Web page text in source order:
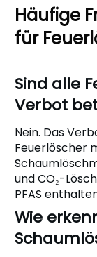
Häufige
für
Sind alle
Verbot
Nein. Das
Feuerlöscher
und CO₂-
PFAS
Wie